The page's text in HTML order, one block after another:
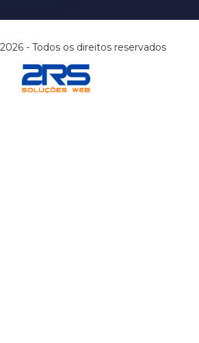
- Todos os direitos reservados